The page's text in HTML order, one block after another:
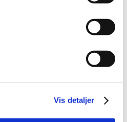
Vis detaljer